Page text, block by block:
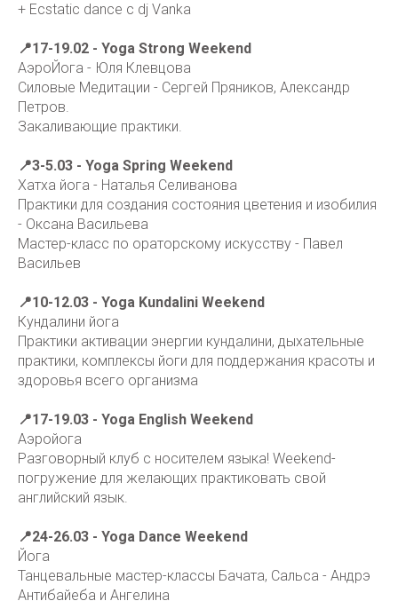
+ Ecstatic dance с dj Vanka
📍17-19.02 - Yoga Strong Weekend
АэроЙога - Юля Клевцова
Силовые Медитации - Сергей Пряников, Александр
Петров.
Закаливающие практики.
📍3-5.03 - Yoga Spring Weekend
Хатха йога - Наталья Селиванова
Практики для создания состояния цветения и изобилия
- Оксана Васильева
Мастер-класс по ораторскому искусству - Павел
Васильев
📍10-12.03 - Yoga Kundalini Weekend
Кундалини йога
Практики активации энергии кундалини, дыхательные
практики, комплексы йоги для поддержания красоты и
здоровья всего организма
📍17-19.03 - Yoga English Weekend
Аэройога
Разговорный клуб с носителем языка! Weekend-
погружение для желающих практиковать свой
английский язык.
📍24-26.03 - Yoga Dance Weekend
Йога
Танцевальные мастер-классы Бачата, Сальса - Андрэ
Антибайеба и Ангелина